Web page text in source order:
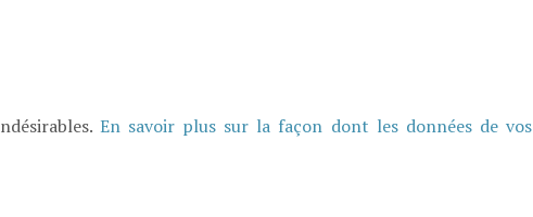
En savoir plus sur la façon dont les données de vos